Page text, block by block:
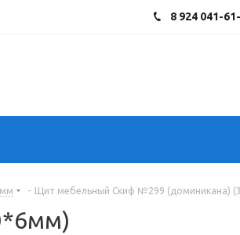
8 924 041-
- Щит мебельный Скиф №299 (доминикана)